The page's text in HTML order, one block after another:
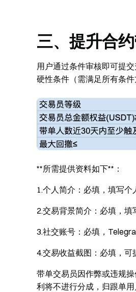
三、提升合
用户通过条件审核即可提
硬性条件（需满足所有条件
**所需提供资料如下**：
1.个人简介：必填，填写个
2.交易背景简介：必填，填
3.社交账号：必填，
4.交易收益截图：必填，可
带单交易员因作弊或违规
利将不进行分成，归跟单